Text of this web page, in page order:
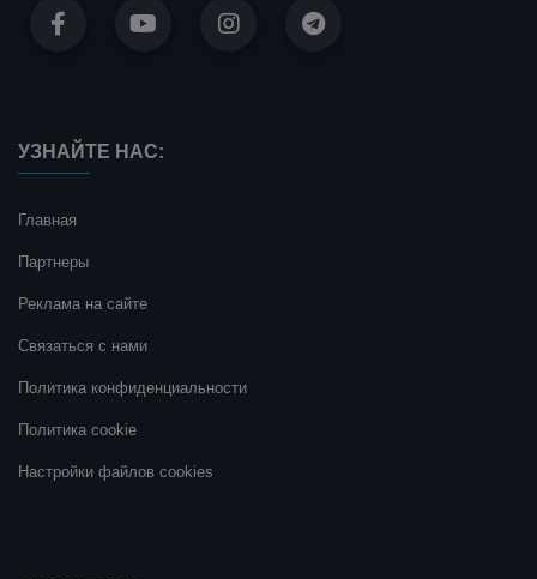
УЗНАЙТЕ НАС:
Главная
Партнеры
Реклама на сайте
Связаться с нами
Политика конфиденциальности
Политика cookie
Настройки файлов cookies